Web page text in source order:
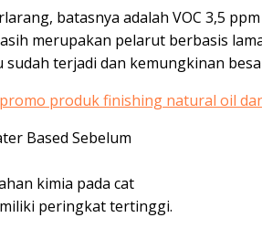
batasnya adalah VOC 3,5
merupakan pelarut berbasis
terjadi dan kemungkinan
kimia pada cat
peringkat tertinggi.